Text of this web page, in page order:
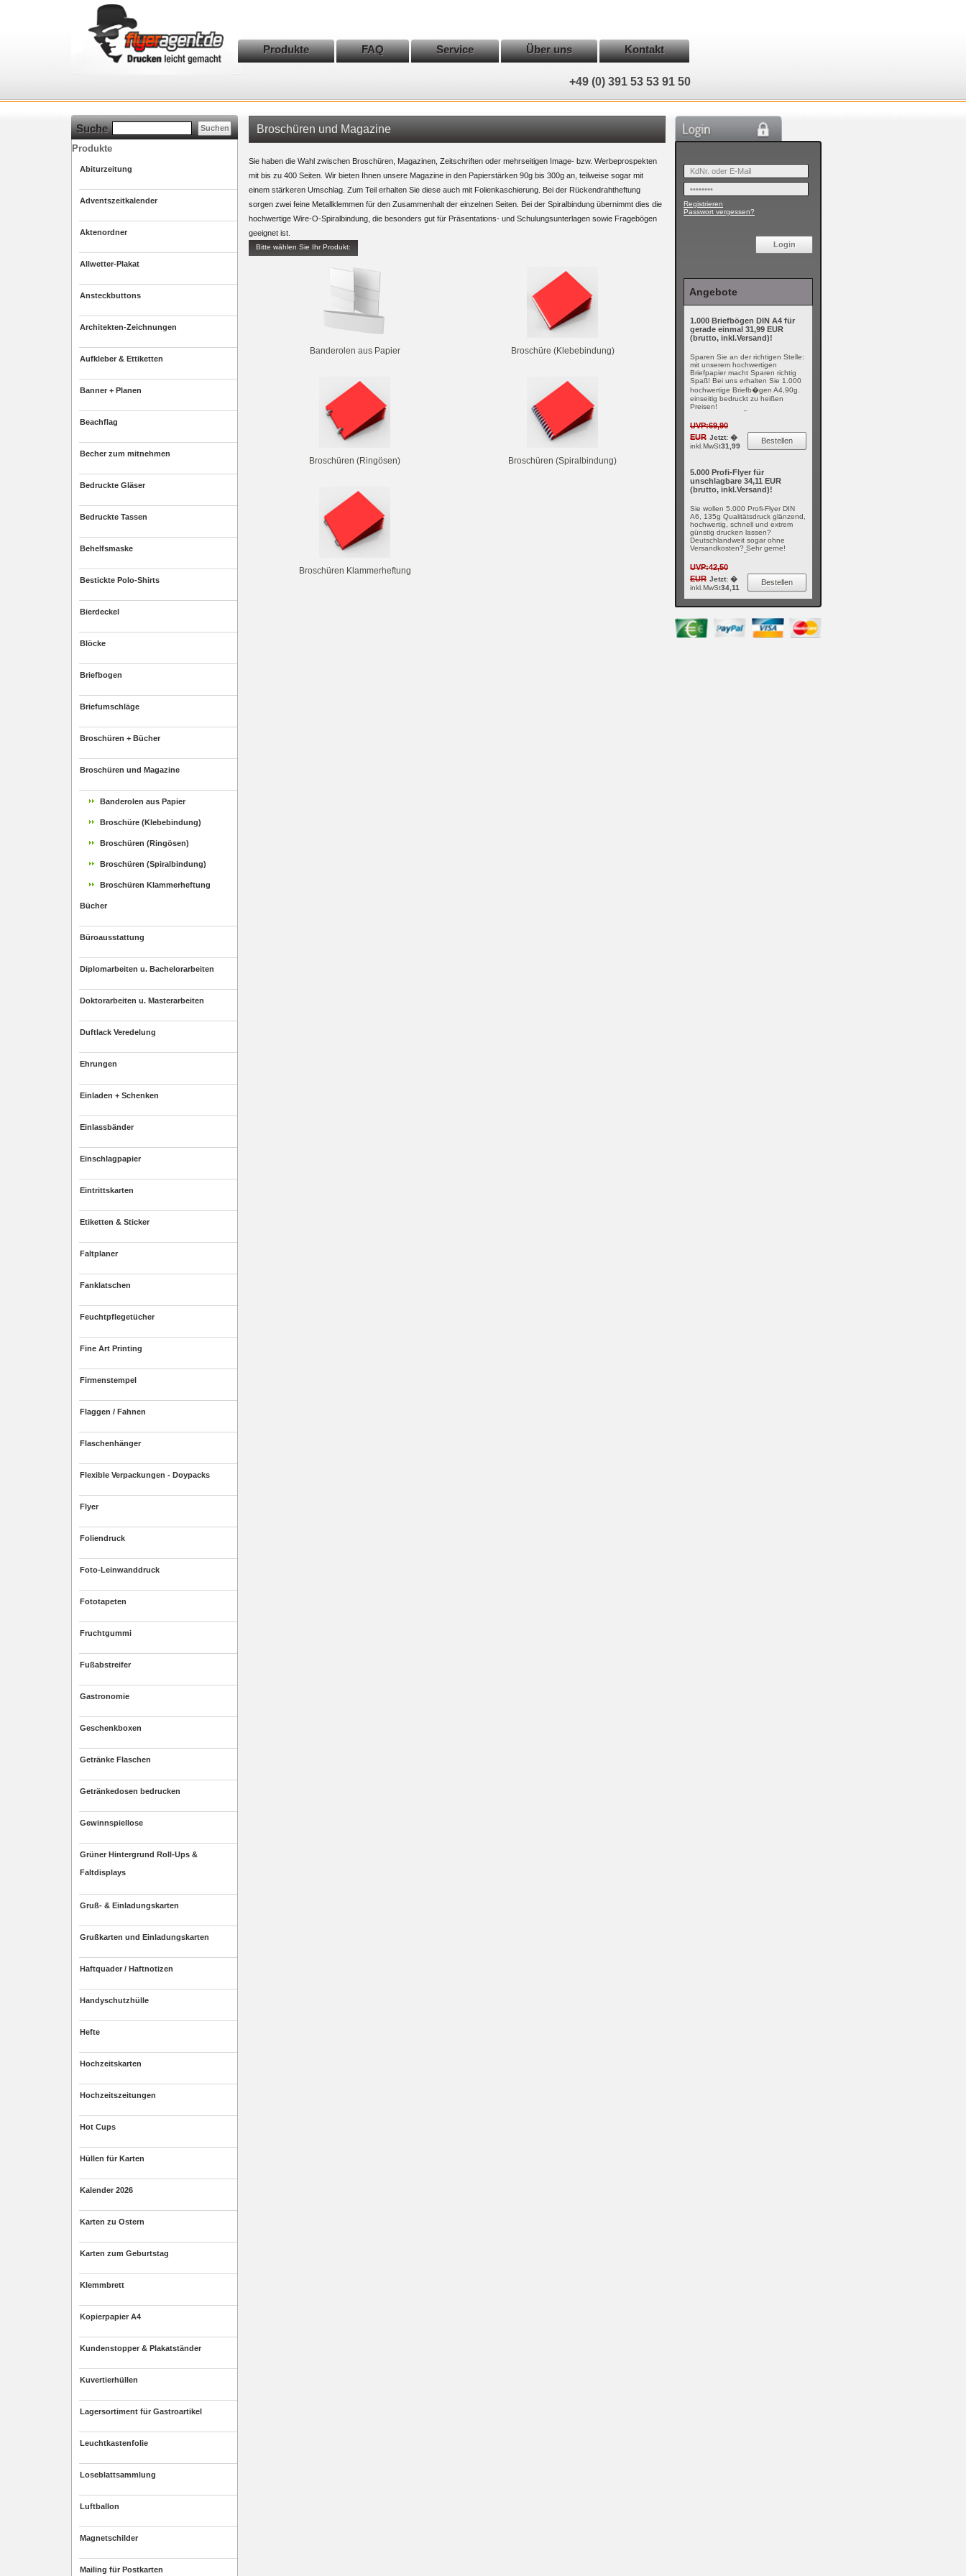
Registrieren
Passwort vergessen?
Suche
Angebote
1.000 Briefbögen DIN A4 für
gerade einmal 31,99 EUR
(brutto, inkl.Versand)!
Sparen Sie an der richtigen Stelle:
mit unserem hochwertigen
Briefpapier macht Sparen richtig
Spaß! Bei uns erhalten Sie 1.000
hochwertige Briefb�gen A4,90g.
einseitig bedruckt zu heißen
Preisen!
UVP:69,90
EUR Jetzt: �
31,99
inkl.MwSt
Bestellen
5.000 Profi-Flyer für
unschlagbare 34,11 EUR
(brutto, inkl.Versand)!
Sie wollen 5.000 Profi-Flyer DIN
A6, 135g Qualitätsdruck glänzend,
hochwertig, schnell und extrem
günstig drucken lassen?
Deutschlandweit sogar ohne
Versandkosten? Sehr gerne!
UVP:42,50
EUR Jetzt: �
34,11
inkl.MwSt
Bestellen
Produkte FAQ Service Über uns Kontakt
+49 (0) 391 53 53 91 50
Produkte
Abiturzeitung
Adventszeitkalender
Aktenordner
Allwetter-Plakat
Ansteckbuttons
Architekten-Zeichnungen
Aufkleber & Ettiketten
Banner + Planen
Beachflag
Becher zum mitnehmen
Bedruckte Gläser
Bedruckte Tassen
Behelfsmaske
Bestickte Polo-Shirts
Bierdeckel
Blöcke
Briefbogen
Briefumschläge
Broschüren + Bücher
Broschüren und Magazine
Banderolen aus Papier
Broschüre (Klebebindung)
Broschüren (Ringösen)
Broschüren (Spiralbindung)
Broschüren Klammerheftung
Bücher
Büroausstattung
Diplomarbeiten u. Bachelorarbeiten
Doktorarbeiten u. Masterarbeiten
Duftlack Veredelung
Ehrungen
Einladen + Schenken
Einlassbänder
Einschlagpapier
Eintrittskarten
Etiketten & Sticker
Faltplaner
Fanklatschen
Feuchtpflegetücher
Fine Art Printing
Firmenstempel
Flaggen / Fahnen
Flaschenhänger
Flexible Verpackungen - Doypacks
Flyer
Foliendruck
Foto-Leinwanddruck
Fototapeten
Fruchtgummi
Fußabstreifer
Gastronomie
Geschenkboxen
Getränke Flaschen
Getränkedosen bedrucken
Gewinnspiellose
Grüner Hintergrund Roll-Ups &
Faltdisplays
Gruß- & Einladungskarten
Grußkarten und Einladungskarten
Haftquader / Haftnotizen
Handyschutzhülle
Hefte
Hochzeitskarten
Hochzeitszeitungen
Hot Cups
Hüllen für Karten
Kalender 2026
Karten zu Ostern
Karten zum Geburtstag
Klemmbrett
Kopierpapier A4
Kundenstopper & Plakatständer
Kuvertierhüllen
Lagersortiment für Gastroartikel
Leuchtkastenfolie
Loseblattsammlung
Luftballon
Magnetschilder
Mailing für Postkarten
Broschüren und Magazine
Sie haben die Wahl zwischen Broschüren, Magazinen, Zeitschriften oder mehrseitigen Image- bzw. Werbeprospekten
mit bis zu 400 Seiten. Wir bieten Ihnen unsere Magazine in den Papierstärken 90g bis 300g an, teilweise sogar mit
einem stärkeren Umschlag. Zum Teil erhalten Sie diese auch mit Folienkaschierung. Bei der Rückendrahtheftung
sorgen zwei feine Metallklemmen für den Zusammenhalt der einzelnen Seiten. Bei der Spiralbindung übernimmt dies die
hochwertige Wire-O-Spiralbindung, die besonders gut für Präsentations- und Schulungsunterlagen sowie Fragebögen
geeignet ist.
Bitte wählen Sie Ihr Produkt:
Banderolen aus Papier Broschüre (Klebebindung)
Broschüren (Ringösen) Broschüren (Spiralbindung)
Broschüren Klammerheftung